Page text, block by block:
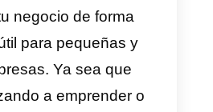
en el que gestionar
emprendimiento se
un reto. Es por ello